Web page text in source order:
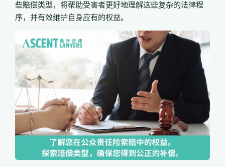
些赔偿类型，将帮助受害者更好地理解这些复杂的法律程
序， 并有效维护自身应有的权益。